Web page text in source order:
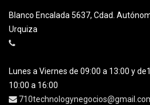
Blanco Encalada 5637, Cdad.
Urquiza
Lunes a Viernes de 09:00 a 13:00 y
10:00 a 16:00